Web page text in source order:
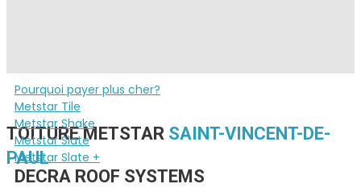
Pourquoi payer plus cher?
Metstar Tile
Metstar Shake
Metstar Slate
Metstar Slate +
DECRA ROOF SYSTEMS
TOITURE METSTAR SAINT-VINCENT-DE-
PAUL